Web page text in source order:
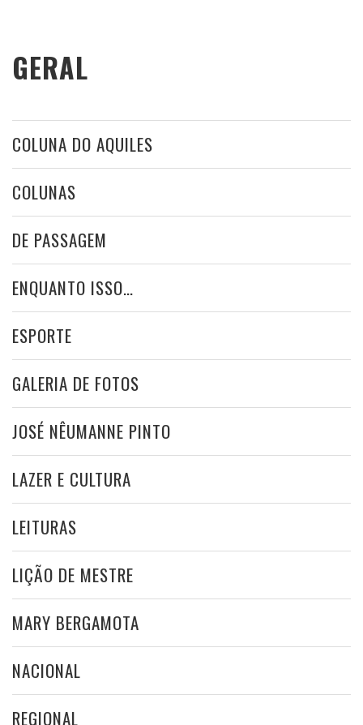
GERAL
COLUNA DO AQUILES
COLUNAS
DE PASSAGEM
ENQUANTO ISSO…
ESPORTE
GALERIA DE FOTOS
JOSÉ NÊUMANNE PINTO
LAZER E CULTURA
LEITURAS
LIÇÃO DE MESTRE
MARY BERGAMOTA
NACIONAL
REGIONAL